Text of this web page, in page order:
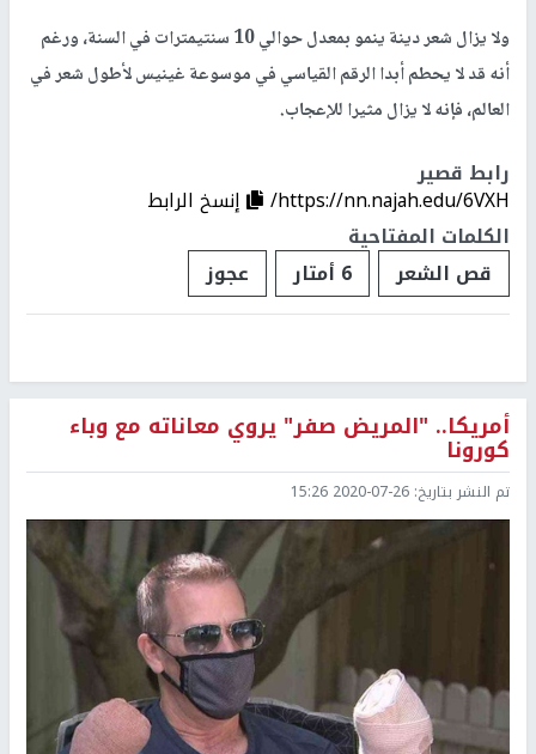
ولا يزال شعر دينة ينمو بمعدل حوالي 10 سنتيمترات في السنة، ورغم
أنه قد لا يحطم أبدا الرقم القياسي في موسوعة غينيس لأطول شعر في
العالم، فإنه لا يزال مثيرا للإعجاب.
رابط قصير
https://nn.najah.edu/6VXH/
إنسخ الرابط
الكلمات المفتاحية
قص الشعر
6 أمتار عجوز
أمريكا.. "المريض صفر" يروي معاناته مع وباء
كورونا
تم النشر بتاريخ: 2020-07-26 15:26